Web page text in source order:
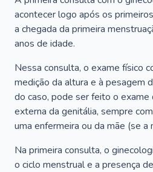
acontecer logo após os
a chegada da primeira
anos de idade.
Nessa consulta, o exame físico
medição da altura e à pesagem
do caso, pode ser feito o exame
externa da genitália, sempre
uma enfermeira ou da mãe (se a
Na primeira consulta, o
o ciclo menstrual e a presença